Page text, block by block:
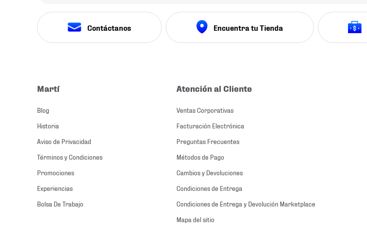
Contáctanos Encuentra tu Tienda
Martí
Blog
Historia
Aviso de Privacidad
Términos y Condiciones
Promociones
Experiencias
Bolsa De Trabajo
Atención al Cliente
Ventas Corporativas
Facturación Electrónica
Preguntas Frecuentes
Métodos de Pago
Cambios y Devoluciones
Condiciones de Entrega
Condiciones de Entrega y Devolución Marketplace
Mapa del sitio